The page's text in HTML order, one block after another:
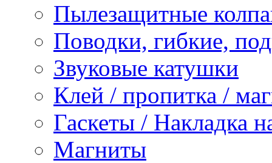
Пылезащитные
Поводки, гибкие,
Звуковые катушки
Клей / пропитка /
Гаскеты / Накладка
Магниты